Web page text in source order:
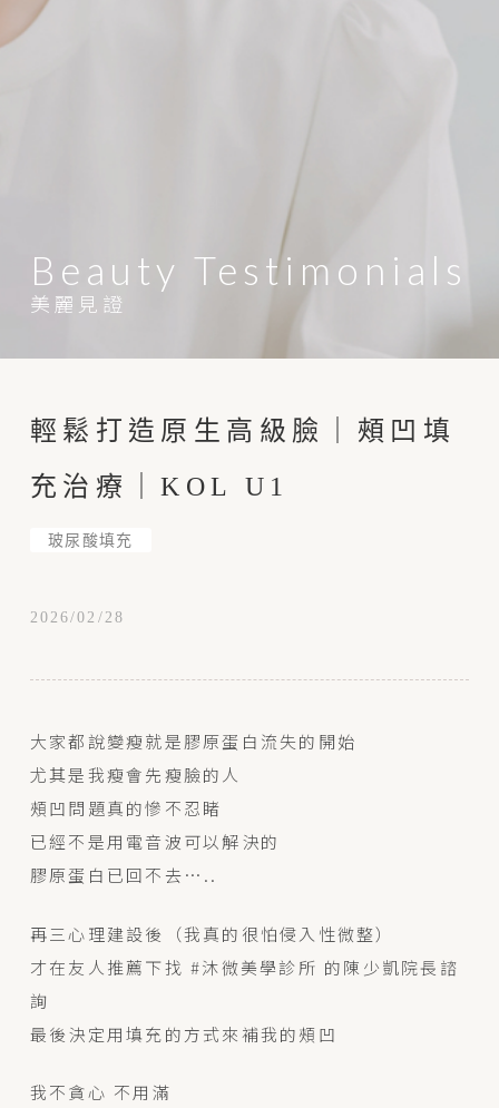
Beauty Testimonials
美麗見證
輕鬆打造原生高級臉｜頰凹填
充治療｜KOL U1
玻尿酸填充
2026/02/28
大家都說變瘦就是膠原蛋白流失的開始
尤其是我瘦會先瘦臉的人
頰凹問題真的慘不忍睹
已經不是用電音波可以解決的
膠原蛋白已回不去…..
再三心理建設後（我真的很怕侵入性微整）
才在友人推薦下找 #沐微美學診所 的陳少凱院長諮
詢
最後決定用填充的方式來補我的頰凹
我不貪心 不用滿